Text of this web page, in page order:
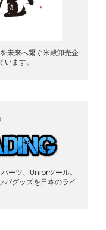
未来へ繋ぐ米穀卸売企
ます。
ーツ、Uniorツール。
パグッズを日本のライ